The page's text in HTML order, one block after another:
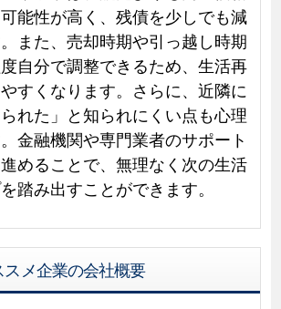
能性が高く、残債を少しでも減
また、売却時期や引っ越し時期
自分で調整できるため、生活再
すくなります。さらに、近隣に
られた」と知られにくい点も心理
金融機関や専門業者のサポート
めることで、無理なく次の生活
踏み出すことができます。
メ企業の会社概要